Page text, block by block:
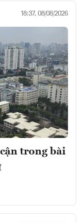
18:37, 08/08/2026
trong bài